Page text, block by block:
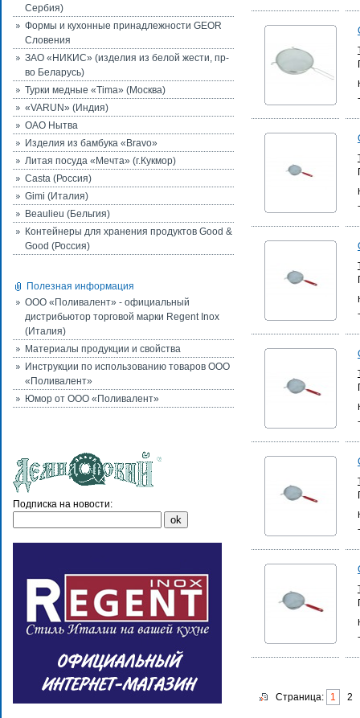
Сербия)
Формы и кухонные принадлежности GEOR
Словения
ЗАО «НИКИС» (изделия из белой жести, пр-
во Беларусь)
Турки медные «Tima» (Москва)
«VARUN» (Индия)
ОАО Нытва
Изделия из бамбука «Bravo»
Литая посуда «Мечта» (г.Кукмор)
Casta (Россия)
Gimi (Италия)
Beaulieu (Бельгия)
Контейнеры для хранения продуктов Good &
Good (Россия)
Полезная информация
ООО «Поливалент» - официальный
дистрибьютор торговой марки Regent Inox
(Италия)
Материалы продукции и свойства
Инструкции по использованию товаров ООО
«Поливалент»
Юмор от ООО «Поливалент»
Подписка на новости:
Страница: 1 2